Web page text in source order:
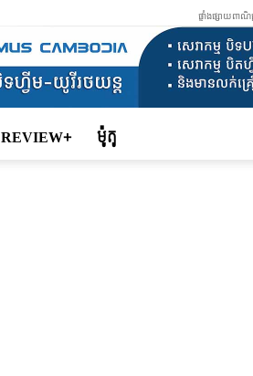
ផ្ទាំងផ្សាយពាណិជ្
REVIEW+ ម៉ូតូ